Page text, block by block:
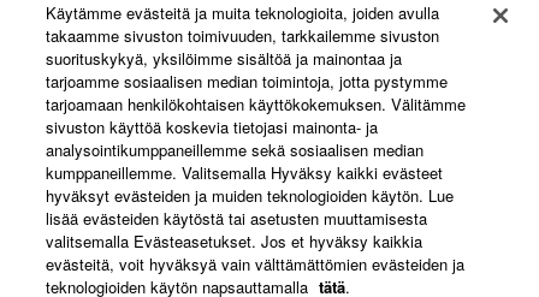
About Yamaha
Suomi - English
Business
Käytämme evästeitä ja muita teknologioita, joiden avulla
takaamme sivuston toimivuuden, tarkkailemme sivuston
suorituskykyä, yksilöimme sisältöä ja mainontaa ja
tarjoamme sosiaalisen median toimintoja, jotta pystymme
tarjoamaan henkilökohtaisen käyttökokemuksen. Välitämme
sivuston käyttöä koskevia tietojasi mainonta- ja
analysointikumppaneillemme sekä sosiaalisen median
kumppaneillemme. Valitsemalla Hyväksy kaikki evästeet
hyväksyt evästeiden ja muiden teknologioiden käytön. Lue
lisää evästeiden käytöstä tai asetusten muuttamisesta
valitsemalla Evästeasetukset. Jos et hyväksy kaikkia
evästeitä, voit hyväksyä vain välttämättömien evästeiden ja
teknologioiden käytön napsauttamalla tätä.